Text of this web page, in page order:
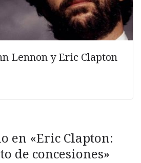
Lennon y Eric Clapton
en «Eric Clapton:
de concesiones»